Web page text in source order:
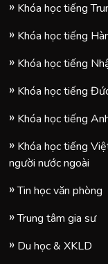
Khóa học tiếng
Khóa học tiếng
Khóa học tiếng
Khóa học tiếng
Khóa học tiếng
Khóa học tiếng
người nước ngoài
Tin học văn phòng
Trung tâm gia sư
Du học & XKLD